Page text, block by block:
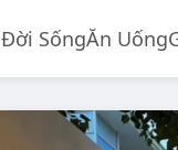
Đời SốngĂn Uống